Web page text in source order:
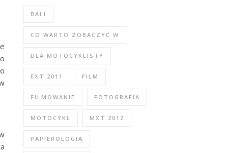
BALI
CO WARTO ZOBACZYĆ W
DLA MOTOCYKLISTY
EXT 2011 FILM
FILMOWANIE FOTOGRAFIA
MOTOCYKL MXT 2012
PAPIEROLOGIA